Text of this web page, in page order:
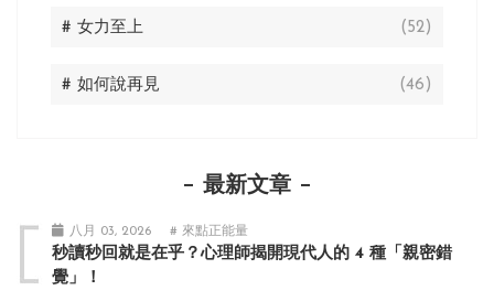
# 女力至上 (52)
# 如何說再見 (46)
最新文章
八月 03, 2026 # 來點正能量
秒讀秒回就是在乎？心理師揭開現代人的 4 種「親密錯
覺」！